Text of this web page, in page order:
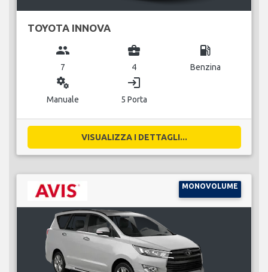
TOYOTA INNOVA
group
7
business_center
4
local_gas_station
Benzina
miscellaneous_services
Manuale
login
5 Porta
VISUALIZZA I DETTAGLI...
MONOVOLUME